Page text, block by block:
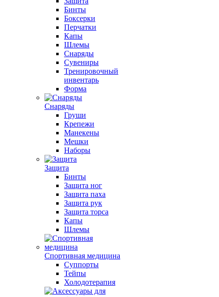
Бинты
Боксерки
Перчатки
Капы
Шлемы
Снаряды
Сувениры
Тренировочный
инвентарь
Форма
Снаряды
Груши
Крепежи
Манекены
Мешки
Наборы
Защита
Бинты
Защита ног
Защита паха
Защита рук
Защита торса
Капы
Шлемы
Спортивная медицина
Суппорты
Тейпы
Холодотерапия